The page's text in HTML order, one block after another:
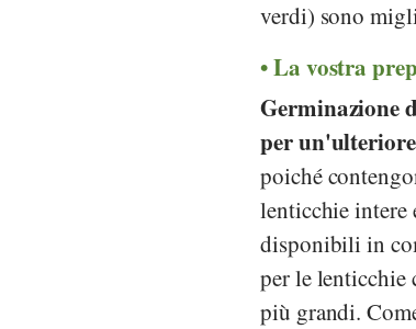
verdi) sono
La vostra
Germinazione
per
poiché
lenticchie intere
disponibili in
per le lenticchie
più grandi.